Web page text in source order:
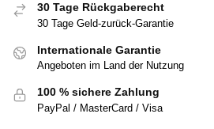
30 Tage Rückgaberecht
30 Tage Geld-zurück-Garantie
Internationale Garantie
Angeboten im Land der Nutzung
100 % sichere Zahlung
PayPal / MasterCard / Visa